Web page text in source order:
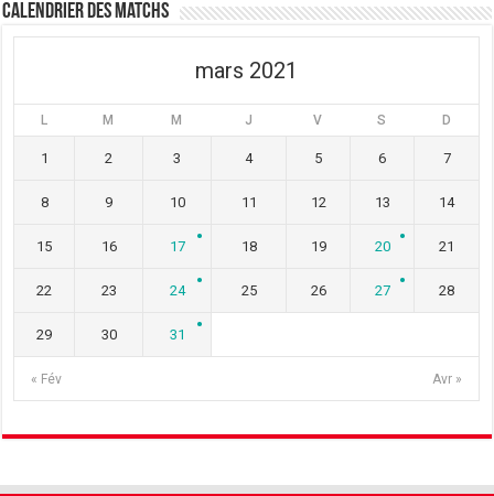
Calendrier des matchs
mars 2021
L M M J V S D
« Fév Avr »
1 2 3 4 5 6 7
8 9 10 11 12 13 14
15 16 17 18 19 20 21
22 23 24 25 26 27 28
29 30 31